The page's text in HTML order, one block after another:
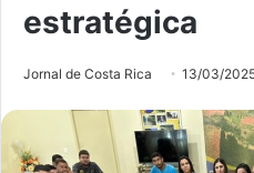
estratégica
Jornal de Costa Rica 13/03/